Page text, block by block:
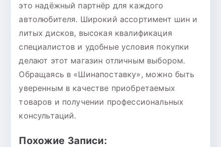
это надёжный партнёр для каждого
автолюбителя. Широкий ассортимент шин и
литых дисков, высокая квалификация
специалистов и удобные условия покупки
делают этот магазин отличным выбором.
Обращаясь в «Шинапоставку», можно быть
уверенным в качестве приобретаемых
товаров и получении профессиональных
консультаций.
Похожие Записи: